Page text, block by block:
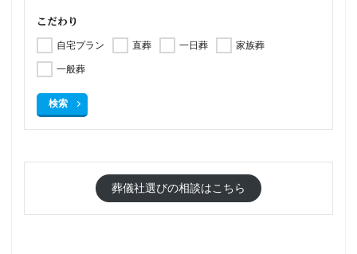
こだわり
自宅プラン 直葬 一日葬
家族葬
一般葬
検索
葬儀社選びの相談はこちら